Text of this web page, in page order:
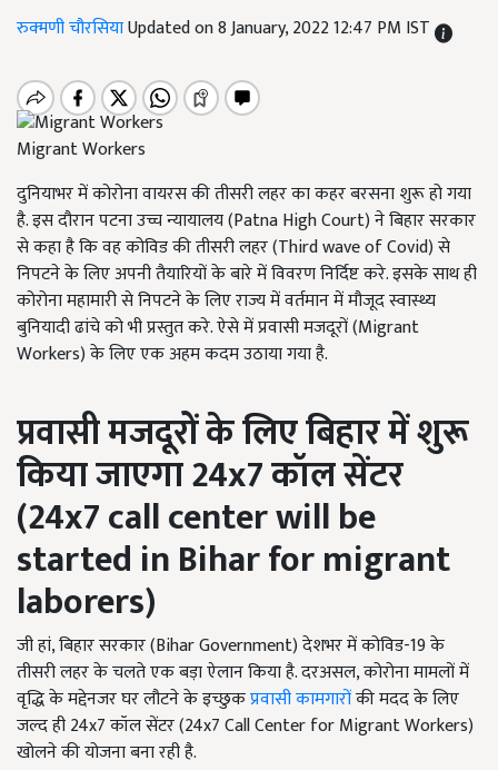
रुक्मणी चौरसियाUpdated on 8 January, 2022 12:47 PM IST
Migrant Workers
दुनियाभर में कोरोना वायरस की तीसरी लहर का कहर बरसना शुरू हो गया
है. इस दौरान पटना उच्च न्यायालय (Patna High Court) ने बिहार सरकार
से कहा है कि वह कोविड की तीसरी लहर (Third wave of Covid) से
निपटने के लिए अपनी तैयारियों के बारे में विवरण निर्दिष्ट करे. इसके साथ ही
कोरोना महामारी से निपटने के लिए राज्य में वर्तमान में मौजूद स्वास्थ्य
बुनियादी ढांचे को भी प्रस्तुत करे. ऐसे में प्रवासी मजदूरों (Migrant
Workers) के लिए एक अहम कदम उठाया गया है.
प्रवासी मजदूरों के लिए बिहार में शुरू
किया जाएगा24x7कॉल सेंटर
(24x7 call center will be
started in Bihar for migrant
laborers)
जी हां, बिहार सरकार (Bihar Government) देशभर में कोविड-19 के
तीसरी लहर के चलते एक बड़ा ऐलान किया है. दरअसल, कोरोना मामलों में
वृद्धि के मद्देनजर घर लौटने के इच्छुकप्रवासी कामगारोंकी मदद के लिए
जल्द ही 24x7 कॉल सेंटर (24x7 Call Center for Migrant Workers)
खोलने की योजना बना रही है.